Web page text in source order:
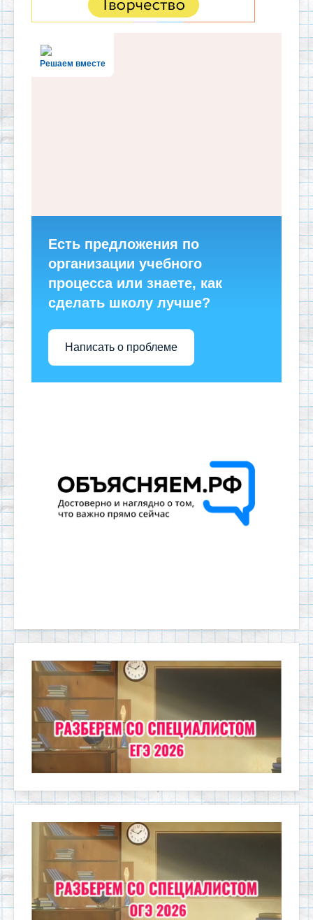
Решаем вместе
Есть предложения по
организации учебного
процесса или знаете, как
сделать школу лучше?
Написать о проблеме